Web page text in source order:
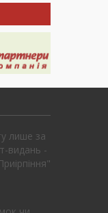
лише за
видань -